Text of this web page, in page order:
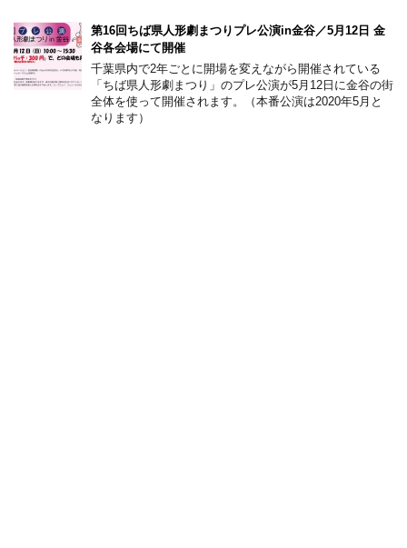
第16回ちば県人形劇まつりプレ公演in金谷／5月12日 金
谷各会場にて開催
千葉県内で2年ごとに開場を変えながら開催されている
「ちば県人形劇まつり」のプレ公演が5月12日に金谷の街
全体を使って開催されます。（本番公演は2020年5月と
なります）